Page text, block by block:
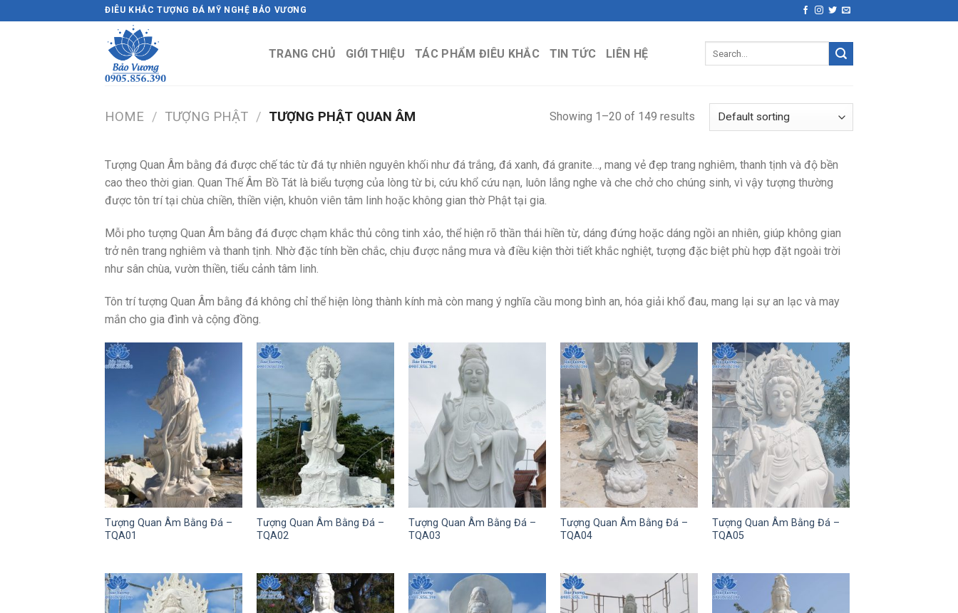
to
ĐIÊU KHẮC TƯỢNG ĐÁ MỸ NGHỆ BẢO VƯƠNG
TRANG CHỦ GIỚI THIỆU TÁC PHẨM ĐIÊU KHẮC TIN TỨC LIÊN HỆ
HOME / TƯỢNG PHẬT / TƯỢNG PHẬT QUAN ÂM Showing 1–20 of 149 results
Tượng Quan Âm bằng đá được chế tác từ đá tự nhiên nguyên khối như đá trắng, đá xanh, đá granite…, mang vẻ đẹp trang nghiêm, thanh tịnh và độ bền
cao theo thời gian. Quan Thế Âm Bồ Tát là biểu tượng của lòng từ bi, cứu khổ cứu nạn, luôn lắng nghe và che chở cho chúng sinh, vì vậy tượng thường
được tôn trí tại chùa chiền, thiền viện, khuôn viên tâm linh hoặc không gian thờ Phật tại gia.
Mỗi pho tượng Quan Âm bằng đá được chạm khắc thủ công tinh xảo, thể hiện rõ thần thái hiền từ, dáng đứng hoặc dáng ngồi an nhiên, giúp không gian
trở nên trang nghiêm và thanh tịnh. Nhờ đặc tính bền chắc, chịu được nắng mưa và điều kiện thời tiết khắc nghiệt, tượng đặc biệt phù hợp đặt ngoài trời
như sân chùa, vườn thiền, tiểu cảnh tâm linh.
Tôn trí tượng Quan Âm bằng đá không chỉ thể hiện lòng thành kính mà còn mang ý nghĩa cầu mong bình an, hóa giải khổ đau, mang lại sự an lạc và may
mắn cho gia đình và cộng đồng.
Tượng Quan Âm Bằng Đá –
TQA01
Tượng Quan Âm Bằng Đá –
TQA02
Tượng Quan Âm Bằng Đá –
TQA03
Tượng Quan Âm Bằng Đá –
TQA04
Tượng Quan Âm Bằng Đá –
TQA05